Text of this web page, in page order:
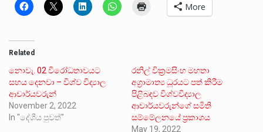
More
Related
නොවැ. 02 විරෝධතාවයට
සහය දෙනවා – විශ්ව විද්‍යාල
ආචාර්යවරුන්
November 2, 2022
In "දේශීය පුවත්"
රනිල් වික්‍රමසිංහ මහතා
අග්‍රාමාත්‍ය ධූරයට පත් කිරීම
පිළිබඳව විශ්වවිද්‍යාල
ආචාර්යවරුන්ගේ සමිති
සම්මේලනයේ ප්‍රකාශය
May 19, 2022